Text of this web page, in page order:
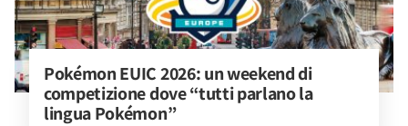
Pokémon EUIC 2026: un weekend di
competizione dove “tutti parlano la
lingua Pokémon”